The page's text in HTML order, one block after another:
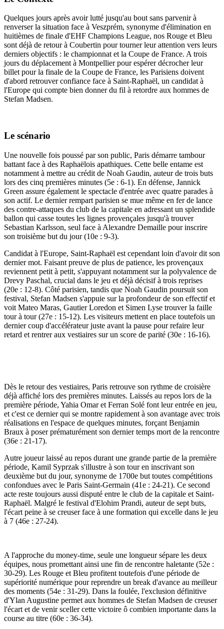
Quelques jours après avoir lutté jusqu'au bout sans parvenir à
renverser la situation face à Veszprém, synonyme d'élimination en
huitièmes de finale d'EHF Champions League, nos Rouge et Bleu
sont déjà de retour à Coubertin pour tourner leur attention vers leurs
derniers objectifs : le championnat et la Coupe de France. A trois
jours du déplacement à Montpellier pour espérer décrocher leur
billet pour la finale de la Coupe de France, les Parisiens doivent
d'abord retrouver confiance face à Saint-Raphaël, un candidat à
l'Europe qui compte bien donner du fil à retordre aux hommes de
Stefan Madsen.
Le scénario
Une nouvelle fois poussé par son public, Paris démarre tambour
battant face à des Raphaëlois apathiques. Cette belle entame est
notamment à mettre au crédit de Noah Gaudin, auteur de trois buts
lors des cinq premières minutes (5e : 6-1). En défense, Jannick
Green assure également le spectacle d'entrée avec quatre parades à
son actif. Le dernier rempart parisien se mue même en fer de lance
des contre-attaques du club de la capitale en adressant un splendide
ballon qui casse toutes les lignes provençales jusqu'à trouver
Sebastian Karlsson, seul face à Alexandre Demaille pour inscrire
son troisième but du jour (10e : 9-3).
Candidat à l'Europe, Saint-Raphaël est cependant loin d'avoir dit son
dernier mot. Faisant preuve de plus de patience, les provençaux
reviennent petit à petit, s'appuyant notamment sur la polyvalence de
Drevy Paschal, crucial dans le jeu et déjà décisif à trois reprises
(20e : 12-8). Côté parisien, tandis que Noah Gaudin poursuit son
festival, Stefan Madsen s'appuie sur la profondeur de son effectif et
voit Mateo Maras, Gautier Loredon et Simen Lyse trouver la faille
tour à tour (27e : 15-12). Les visiteurs mettent en place toutefois un
dernier coup d'accélérateur juste avant la pause pour refaire leur
retard et rentrer aux vestiaires sur un score de parité (30e : 16-16).
Dès le retour des vestiaires, Paris retrouve son rythme de croisière
déjà affiché lors des premières minutes. Laissés au repos lors de la
première période, Yahia Omar et Ferran Solé font leur entrée en jeu,
et c'est ce dernier qui se montre rapidement à son avantage avec trois
réalisations en l'espace de quelques minutes, forçant Benjamin
Braux à poser prématurément son dernier temps mort de la rencontre
(36e : 21-17).
Autre joueur laissé au repos durant une grande partie de la première
période, Kamil Syprzak s'illustre à son tour en inscrivant son
deuxième but du jour, synonyme de 1700e but toutes compétitions
confondues avec le Paris Saint-Germain (41e : 24-21). Ce second
acte reste toujours aussi disputé entre le club de la capitale et Saint-
Raphaël. Malgré le festival d'Elohim Prandi, auteur de sept buts,
l'écart peine à se creuser face à une formation qui excelle dans le jeu
à 7 (46e : 27-24).
A l'approche du money-time, seule une longueur sépare les deux
équipes, nous promettant ainsi une fin de rencontre haletante (52e :
30-29). Les Rouge et Bleu profitent toutefois d'une période de
supériorité numérique pour reprendre un break d'avance au meilleur
des moments (54e : 31-29). Dans la foulée, l'exclusion définitive
d'Ylan Augustine permet aux hommes de Stefan Madsen de creuser
l'écart et de venir sceller cette victoire ô combien importante dans la
course au titre (60e : 36-34).